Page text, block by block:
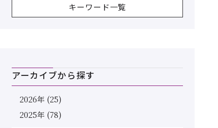
キーワード一覧
アーカイブから探す
2026年 (25)
2025年 (78)